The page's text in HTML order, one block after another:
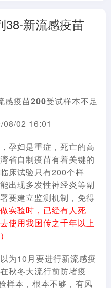
38-新流感疫苗
感疫苗200受试样本不足
08/02 16:01
孕妇是重症，死亡的高
省自制疫苗有着关键的
床试验只有200个样
出现多发性神经炎等副
要建立监测机制，免得
实验时，已经有人死
使用我国传之千年以上
为10月要进行新流感疫
秋冬大流行前防堵疫
样本，根本不够，有风